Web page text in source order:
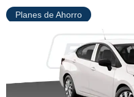
Planes de Ahorro